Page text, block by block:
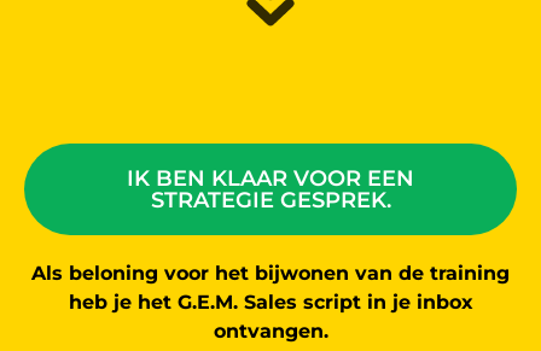
IK BEN KLAAR VOOR EEN
STRATEGIE GESPREK.
Als beloning voor het bijwonen van de training
heb je het G.E.M. Sales script in je inbox
ontvangen.